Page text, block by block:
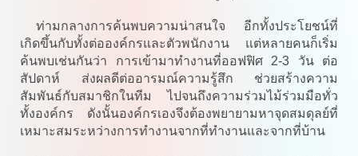
ท่ามกลางการค้นพบความน่าสนใจ อีกทั้งประโยชน์ที่
เกิดขึ้นกับทั้งต่อองค์กรและตัวพนักงาน แต่หลายคนก็เริ่ม
ค้นพบเช่นกันว่า การเข้ามาทำงานที่ออฟฟิศ 2-3 วัน ต่อ
สัปดาห์ ส่งผลดีต่ออารมณ์ความรู้สึก ช่วยสร้างความ
สัมพันธ์กับสมาชิกในทีม ไปจนถึงความร่วมไม้ร่วมมือทั่ว
ทั้งองค์กร ดังนั้นองค์กรเองจึงต้องพยายามหาจุดสมดุลย์ที่
เหมาะสมระหว่างการทำงานจากที่ทำงานและจากที่บ้าน